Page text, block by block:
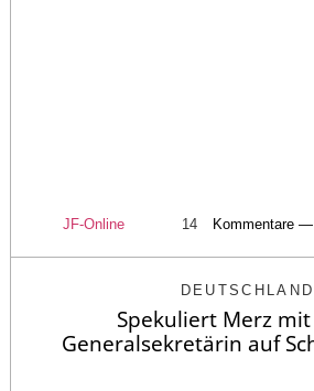
JF-Online 14 Kommentare
DEUTSCHLAND
Spekuliert Merz
Generalsekretärin auf